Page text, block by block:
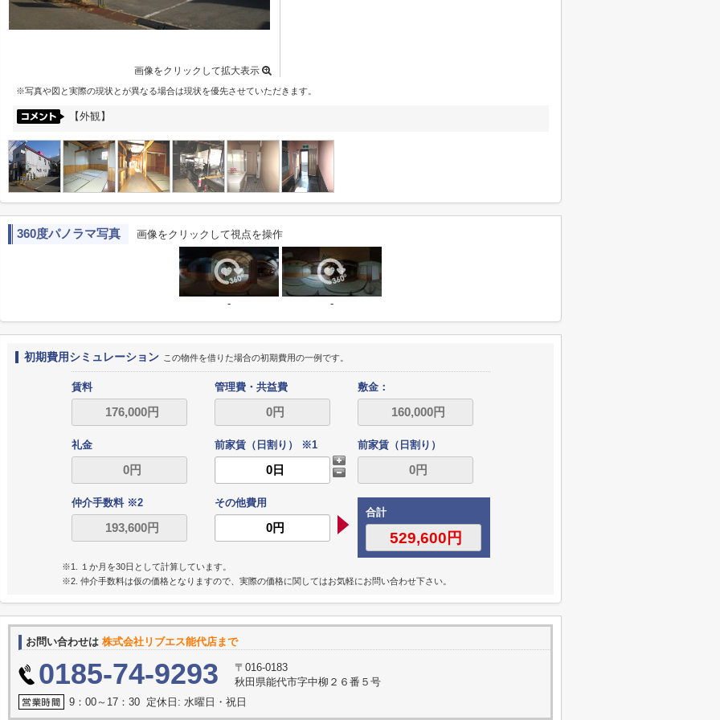
画像をクリックして拡大表示
※写真や図と実際の現状とが異なる場合は現状を優先させていただきます。
【外観】
360度パノラマ写真 画像をクリックして視点を操作
- -
初期費用シミュレーション この物件を借りた場合の初期費用の一例です。
賃料 管理費・共益費 敷金：
礼金 前家賃（日割り） ※1 前家賃（日割り）
仲介手数料 ※2
その他費用
合計
※1. １か月を30日として計算しています。
※2. 仲介手数料は仮の価格となりますので、実際の価格に関してはお気軽にお問い合わせ下さい。
お問い合わせは 株式会社リブエス能代店まで
0185-74-9293
〒016-0183
秋田県能代市字中柳２６番５号
9：00～17：30 定休日: 水曜日・祝日